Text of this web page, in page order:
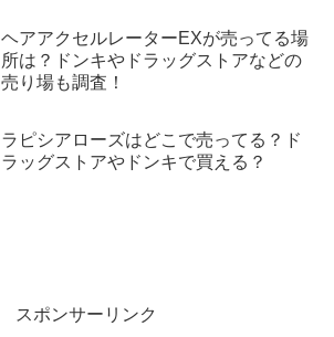
ヘアアクセルレーターEXが売ってる場
所は？ドンキやドラッグストアなどの
売り場も調査！
ラピシアローズはどこで売ってる？ド
ラッグストアやドンキで買える？
スポンサーリンク